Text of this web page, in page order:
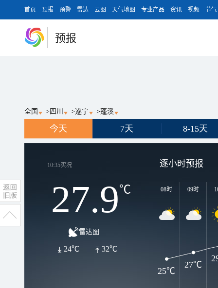
首页 预报 预警 雷达 云图 天气地图 专业产品 资讯 视频 节气
预报
全国 > 四川 >遂宁 >蓬溪
今天 7天 8-15天
10:35实况
27.9℃
雷达图
32℃
24℃
逐小时预报
08时 09时
25℃
27℃